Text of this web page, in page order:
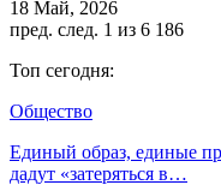
18 Май, 2026
пред. след. 1 из 6 186
Топ сегодня:
Общество
Единый образ, единые
дадут «затеряться в…